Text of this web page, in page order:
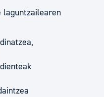
laguntzailearen